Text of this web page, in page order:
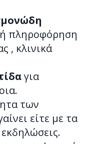
πληροφόρηση
, κλινικά
για
των
είτε με τα
εκδηλώσεις.